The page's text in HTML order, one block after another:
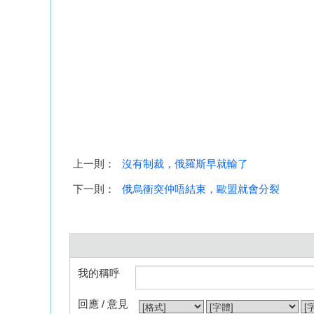
上一則： 沒有制裁，俄羅斯早就輸了
下一則： 俄烏衝突仲唔結束，歐盟就會分裂
我的稱呼
回應 / 意見